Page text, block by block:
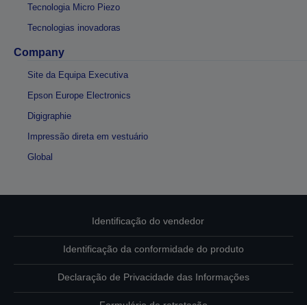
Tecnologia Micro Piezo
Tecnologias inovadoras
Company
Site da Equipa Executiva
Epson Europe Electronics
Digigraphie
Impressão direta em vestuário
Global
Identificação do vendedor
Identificação da conformidade do produto
Declaração de Privacidade das Informações